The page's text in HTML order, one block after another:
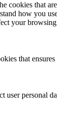
that
how you
your
that
personal